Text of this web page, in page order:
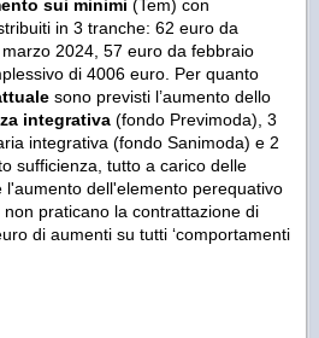
sui minimi (Tem) con
in 3 tranche: 62 euro da
2024, 57 euro da febbraio
di 4006 euro. Per quanto
sono previsti l’aumento dello
integrativa (fondo Previmoda), 3
integrativa (fondo Sanimoda) e 2
sufficienza, tutto a carico delle
l'aumento dell'elemento perequativo
praticano la contrattazione di
di aumenti su tutti ‘comportamenti